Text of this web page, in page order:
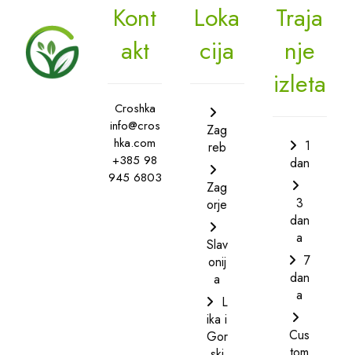
Kont
akt
Croshka
info@cros
hka.com
+385 98
945 6803
Loka
cija
Zag
reb
Zag
orje
Slav
onij
a
L
ika i
Gor
Traja
nje
izleta
1
dan
3
dan
a
7
dan
a
Cus